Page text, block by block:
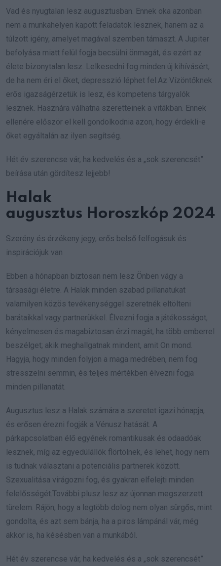
Vad és nyugtalan lesz augusztusban. Ennek oka azonban
nem a munkahelyen kapott feladatok lesznek, hanem az a
túlzott igény, amelyet magával szemben támaszt. A Jupiter
befolyása miatt felül fogja becsülni önmagát, és ezért az
élete bizonytalan lesz. Lelkesedni fog minden új kihívásért,
de ha nem éri el őket, depresszió léphet fel.Az Vízöntőknek
erős igazságérzetük is lesz, és kompetens tárgyalók
lesznek. Hasznára válhatna szeretteinek a vitákban. Ennek
ellenére először el kell gondolkodnia azon, hogy érdekli-e
őket egyáltalán az ilyen segítség.
Hét év szerencse vár, ha kedvelés és a „sok szerencsét”
beírása után gördítesz lejjebb!
Halak
augusztus Horoszkóp 2024
Szerény és érzékeny jegy, erős belső felfogásuk és
inspirációjuk van
Ebben a hónapban biztosan nem lesz Önben vágy a
társasági életre. A Halak minden szabad pillanatukat
valamilyen közös tevékenységgel szeretnék eltölteni
barátaikkal vagy partnerükkel. Élvezni fogja a játékosságot,
kényelmesen és magabiztosan érzi magát, ha több emberrel
beszélget; akik meghallgatnak mindent, amit Ön mond.
Hagyja, hogy minden folyjon a maga medrében, nem fog
stresszelni semmin, és teljes mértékben élvezni fogja
minden pillanatát.
Augusztus lesz a Halak számára a szeretet igazi hónapja,
és erősen érezni fogják a Vénusz hatását. A
párkapcsolatban élő egyének romantikusak és odaadóak
lesznek, míg az egyedülállók flörtölnek, és lehet, hogy nem
is tudnak választani a potenciális partnerek között.
Szexualitása virágozni fog, és gyakran elfelejti minden
felelősségét.További plusz lesz az újonnan megszerzett
türelem. Rájön, hogy a legtöbb dolog nem olyan sürgős, mint
gondolta, és azt sem bánja, ha a piros lámpánál vár, még
akkor is, ha késésben van a munkából.
Hét év szerencse vár, ha kedvelés és a „sok szerencsét”